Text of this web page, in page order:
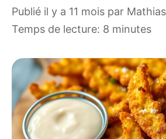
publié il y a 11 mois par Mathias
Temps de lecture: 8 minutes